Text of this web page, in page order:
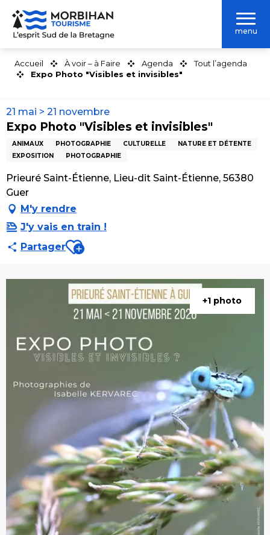
Aller
contenu
menu
Accueil À voir – à Faire Agenda
Tout l’agenda
Expo Photo "Visibles et invisibles"
21 mai > 21 novembre
Expo Photo "Visibles et invisibles"
ANIMAUX PHOTOGRAPHIE CULTURELLE
NATURE ET DÉTENTE
EXPOSITION
PHOTOGRAPHIE
Prieuré Saint-Étienne, Lieu-dit Saint-Étienne, 56380
Guer
M'y rendre
J'y vais en train !
PartagerAjouter aux favoris
+1 photo